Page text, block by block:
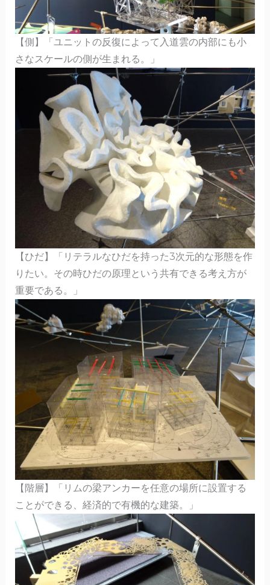
【側】「ユニットの反復によって入道雲の内部にも小
さなスケールの側が生まれる。」
【ひだ】「リテラルなひだを持った3次元的な形態を作
りたい。その時ひだの原理という共有できる考え方が
重要である。」
【階層】「リムの梁アンカーを任意の場所に設置する
ことができる、経済的で有機的な建築。」